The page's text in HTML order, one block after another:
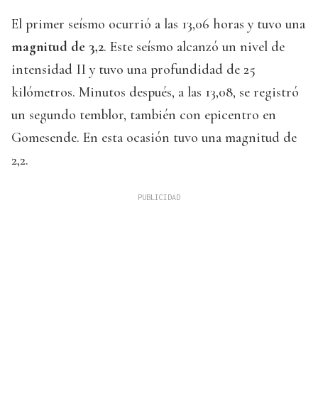
El primer seísmo ocurrió a las 13,06 horas y tuvo una
magnitud de 3,2. Este seísmo alcanzó un nivel de
intensidad II y tuvo una profundidad de 25
kilómetros. Minutos después, a las 13,08, se registró
un segundo temblor, también con epicentro en
Gomesende. En esta ocasión tuvo una magnitud de
2,2.